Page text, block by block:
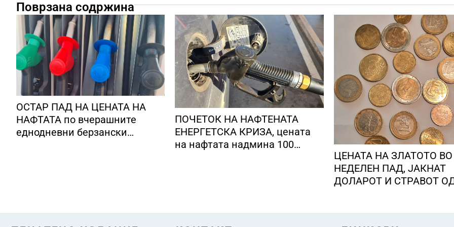
Поврзана содржина
ОСТАР ПАД НА ЦЕНАТА НА
НАФТАТА по вчерашните
еднодневни берзански
ПОЧЕТОК НА НАФТЕНАТА
ЕНЕРГЕТСКА КРИЗА, цената
на нафтата надмина 100
ЦЕНАТА НА ЗЛАТОТО ВО
НЕДЕЛЕН ПАД, ЈАКНАТ
ДОЛАРОТ И СТРАВОТ